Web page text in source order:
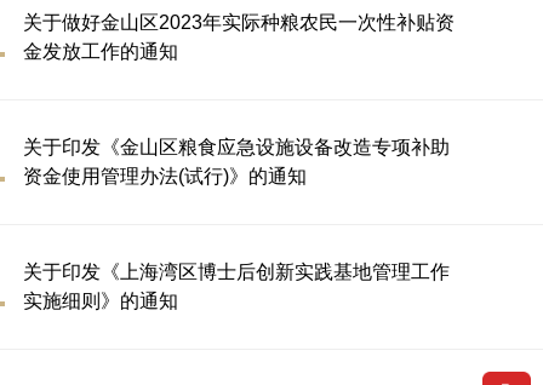
关于做好金山区2023年实际种粮农民一次性补贴资
金发放工作的通知
关于印发《金山区粮食应急设施设备改造专项补助
资金使用管理办法(试行)》的通知
关于印发《上海湾区博士后创新实践基地管理工作
实施细则》的通知